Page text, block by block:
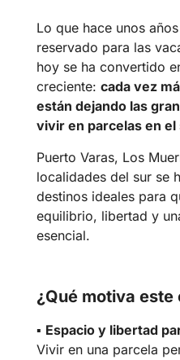
Lo que hace unos
reservado para las
hoy se ha convertido
creciente: cada vez
están dejando las
vivir en parcelas en el
Puerto Varas, Los
localidades del sur se
destinos ideales para
equilibrio, libertad y
esencial.
¿Qué motiva
▪︎ Espacio y libertad
Vivir en una parcela